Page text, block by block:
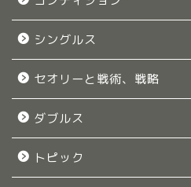
シングルス
セオリーと戦術、戦略
ダブルス
トピック